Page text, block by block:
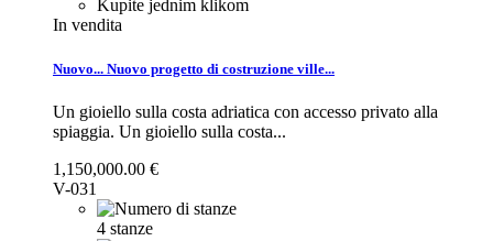
Kupite jednim klikom
In vendita
Nuovo... Nuovo progetto di costruzione ville...
Un gioiello sulla costa adriatica con accesso privato alla
spiaggia. Un gioiello sulla costa...
1,150,000.00 €
V-031
4 stanze